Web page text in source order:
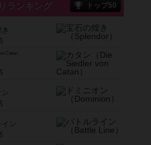
ランキング トップ50
Catan
ン